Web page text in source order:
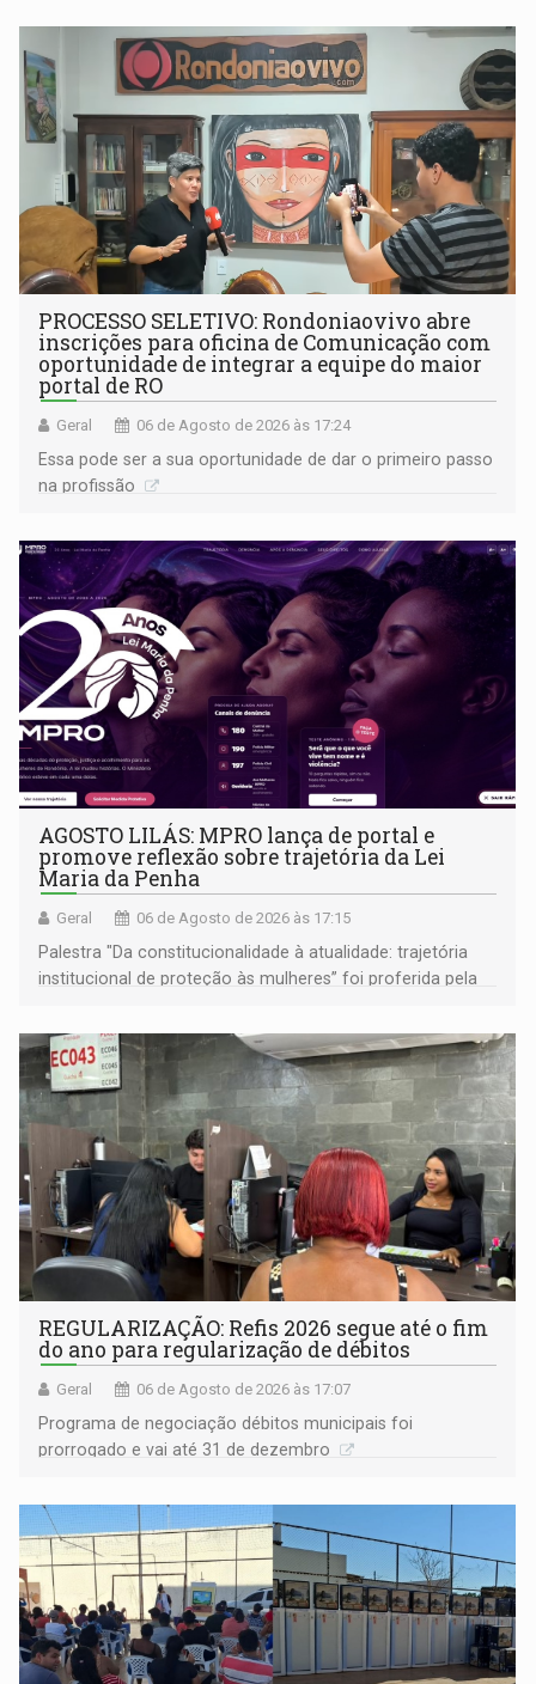
PROCESSO SELETIVO: Rondoniaovivo abre
inscrições para oficina de Comunicação com
oportunidade de integrar a equipe do maior
portal de RO
Geral 06 de Agosto de 2026 às 17:24
Essa pode ser a sua oportunidade de dar o primeiro passo
na profissão
AGOSTO LILÁS: MPRO lança de portal e
promove reflexão sobre trajetória da Lei
Maria da Penha
Geral 06 de Agosto de 2026 às 17:15
Palestra "Da constitucionalidade à atualidade: trajetória
institucional de proteção às mulheres” foi proferida pela
Goiás
REGULARIZAÇÃO: Refis 2026 segue até o fim
do ano para regularização de débitos
Geral 06 de Agosto de 2026 às 17:07
Programa de negociação débitos municipais foi
prorrogado e vai até 31 de dezembro